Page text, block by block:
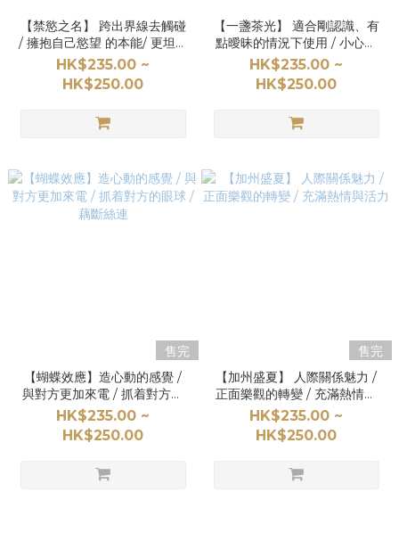
【禁慾之名】 跨出界線去觸碰
/ 擁抱自己慾望 的本能/ 更坦然
地接受親密舉動
HK$235.00 ~
HK$250.00
【一盞茶光】 適合剛認識、有
點曖昧的情況下使用 / 小心呵
護剛萌芽的感情
HK$235.00 ~
HK$250.00
售完
【蝴蝶效應】造心動的感覺 /
與對方更加來電 / 抓着對方的
眼球 / 藕斷絲連
HK$235.00 ~
HK$250.00
售完
【加州盛夏】 人際關係魅力 /
正面樂觀的轉變 / 充滿熱情與
活力
HK$235.00 ~
HK$250.00